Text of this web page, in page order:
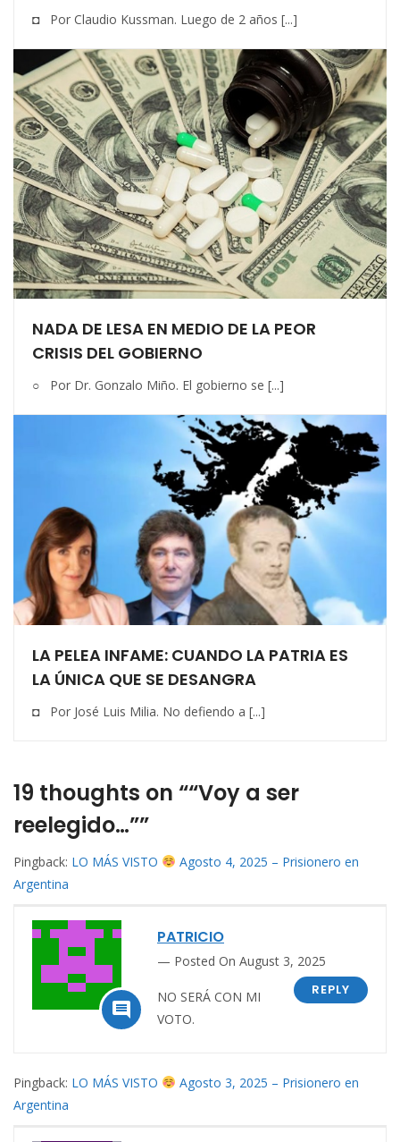
◘ Por Claudio Kussman. Luego de 2 años [...]
NADA DE LESA EN MEDIO DE LA PEOR
CRISIS DEL GOBIERNO
○ Por Dr. Gonzalo Miño. El gobierno se [...]
LA PELEA INFAME: CUANDO LA PATRIA ES
LA ÚNICA QUE SE DESANGRA
◘ Por José Luis Milia. No defiendo a [...]
19 thoughts on ““Voy a ser
reelegido…””
Pingback: LO MÁS VISTO
Agosto 4, 2025 – Prisionero en
Argentina

PATRICIO
Posted On August 3, 2025
REPLY
NO SERÁ CON MI
VOTO.
Pingback: LO MÁS VISTO
Agosto 3, 2025 – Prisionero en
Argentina